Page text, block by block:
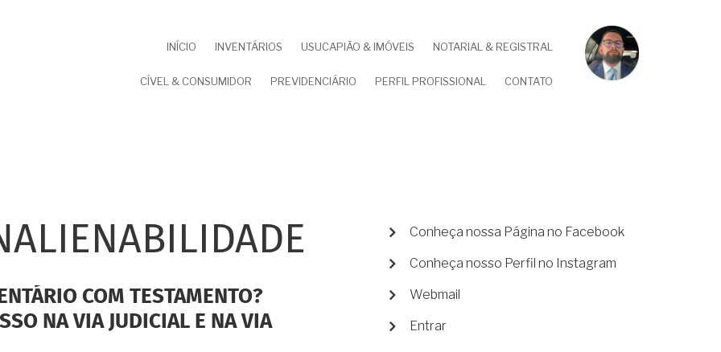
INÍCIO INVENTÁRIOS USUCAPIÃO & IMÓVEIS NOTARIAL & REGISTRAL
CÍVEL & CONSUMIDOR PREVIDENCIÁRIO PERFIL PROFISSIONAL CONTATO
COM TESTAMENTO?
NA VIA JUDICIAL E NA VIA
MENU
CONTA
DE
Conheça nossa Página no Facebook
Conheça nosso Perfil no Instagram
Webmail
Entrar